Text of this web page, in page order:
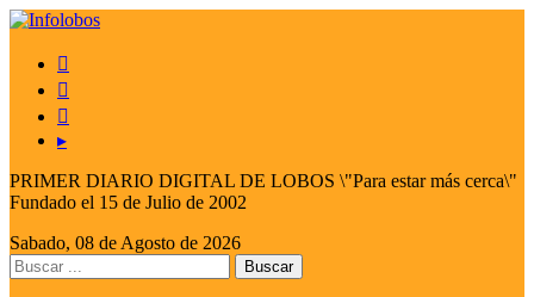



▸
PRIMER DIARIO DIGITAL DE LOBOS \"Para estar más cerca\"
Fundado el 15 de Julio de 2002
Sabado, 08 de Agosto de 2026